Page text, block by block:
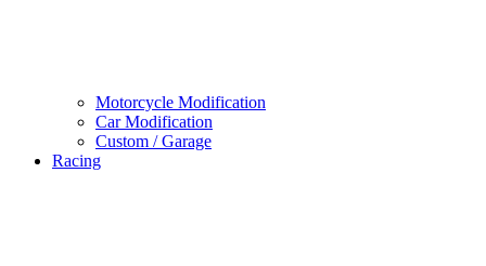
Motorcycle Modification
Car Modification
Custom / Garage
Racing